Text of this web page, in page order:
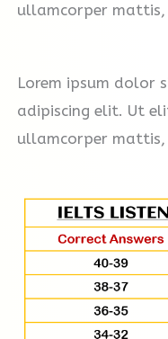
ullamcorper
Lorem ipsum dolor
adipiscing elit. Ut
ullamcorper